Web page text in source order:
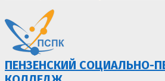
ПЕНЗЕНСКИЙ СОЦИАЛЬНО-